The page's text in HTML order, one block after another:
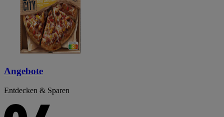
Angebote
Entdecken & Sparen